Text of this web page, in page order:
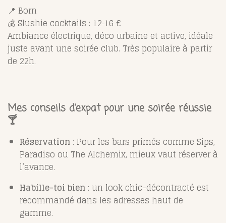
📍 Born
💰 Slushie cocktails : 12‑16 €
Ambiance électrique, déco urbaine et active, idéale
juste avant une soirée club. Très populaire à partir
de 22h.
Mes conseils d’expat pour une soirée réussie
🍸
Réservation : Pour les bars primés comme Sips,
Paradiso ou The Alchemix, mieux vaut réserver à
l’avance.
Habille-toi bien : un look chic-décontracté est
recommandé dans les adresses haut de
gamme.